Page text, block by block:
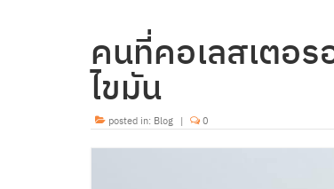
คนที่คอเลสเตอร
ไขมัน
posted in: Blog | 0